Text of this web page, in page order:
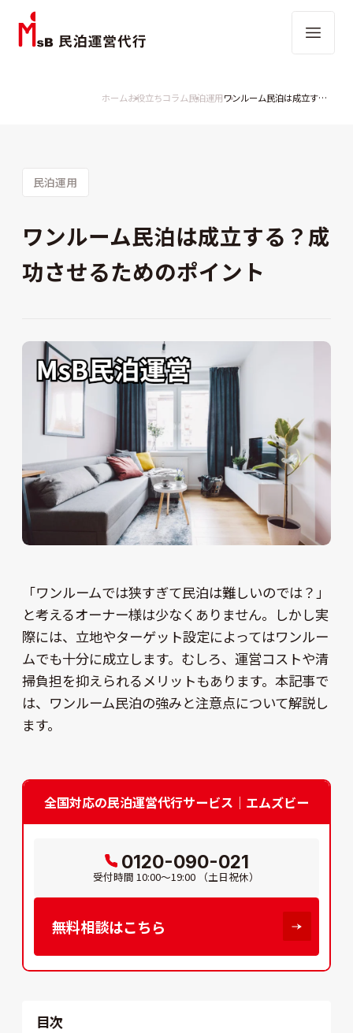
ホームお役立ちコラム民泊運用 ワンルーム民泊は成立する？成功させるためのポイント
ワンルーム民泊は成立する？成
功させるためのポイント
民泊運用
「ワンルームでは狭すぎて民泊は難しいのでは？」
と考えるオーナー様は少なくありません。しかし実
際には、立地やターゲット設定によってはワンルー
ムでも十分に成立します。むしろ、運営コストや清
掃負担を抑えられるメリットもあります。本記事で
は、ワンルーム民泊の強みと注意点について解説し
ます。
全国対応の民泊運営代行サービス｜エムズビー
0120-090-021
受付時間 10:00～19:00 （土日祝休）
無料相談はこちら
目次